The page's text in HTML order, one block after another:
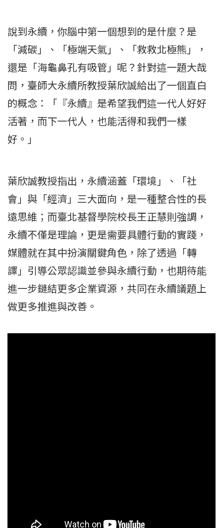
說到永續，你腦中第一個想到的是什麼？是
「減碳」、「極端天氣」、「救救北極熊」，
還是「海龜鼻孔有吸管」呢？針對這一題大哉
問，臺師大永續所教授葉欣誠給出了一個直白
的概念：「『永續』是希望我們這一代人好好
活著，而下一代人，也能活得和我們一樣
好。」
葉欣誠教授指出，永續涵蓋「環境」、「社
會」與「經濟」三大面向，是一種整合性的長
遠思維；而臺北基督學院校長王正慧則強調，
永續不僅是理論，更是需要具體行動的實踐，
媒體就在其中扮演關鍵角色，除了透過「轉
譯」引導公眾認識並參與永續行動，也期待能
進一步鏈結更多企業資源，共同在永續議題上
做更多推進與改善。